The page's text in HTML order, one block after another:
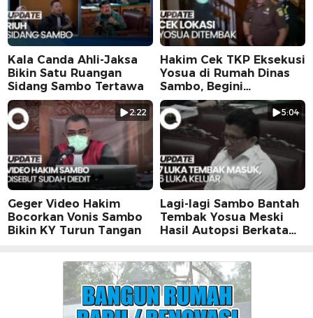
Kala Canda Ahli-Jaksa
Bikin Satu Ruangan
Sidang Sambo Tertawa
Hakim Cek TKP Eksekusi
Yosua di Rumah Dinas
Sambo, Begini
Suasananya
2:22
Geger Video Hakim
Bocorkan Vonis Sambo
Bikin KY Turun Tangan
5:04
Lagi-lagi Sambo Bantah
Tembak Yosua Meski
Hasil Autopsi Berkata